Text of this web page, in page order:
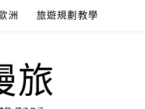
洲 旅遊規劃教學
旅